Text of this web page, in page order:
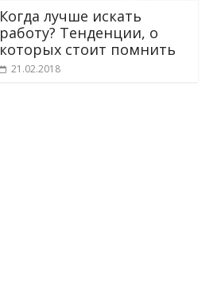
Когда лучше искать
работу? Тенденции, о
которых стоит помнить
21.02.2018